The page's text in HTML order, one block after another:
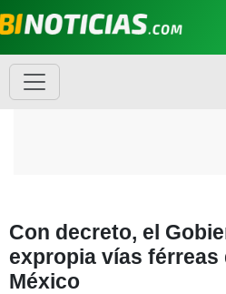
Con decreto, el
expropia vías férreas
México